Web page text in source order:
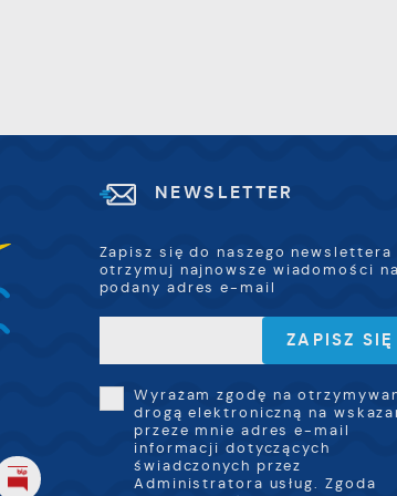
NEWSLETTER
Zapisz się do naszego newslettera
otrzymuj najnowsze wiadomości na
podany adres e-mail
Wyrażam zgodę na
drogą elektroniczną na
przeze mnie adres e-mail
informacji dotyczących
świadczonych przez
Administratora usług. Zgoda